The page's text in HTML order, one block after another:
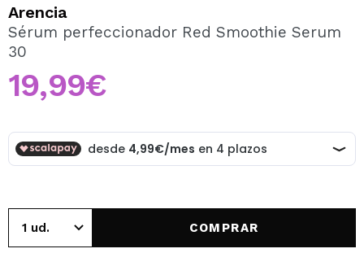
Al crear una cuenta en Maquillalia.com podrás realizar
tus compras rápidamente, revisar el estado de tus
Arencia
Sérum perfeccionador Red Smoothie Serum
30
19,99€
COMPRAR